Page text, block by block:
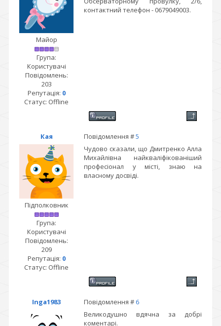
Майор
Група:
Користувачі
Повідомлень:
203
Репутація: 0
Статус: Offline
контактний телефон - 0679049003.
Кая Повідомлення #5
Підполковник
Група:
Користувачі
Повідомлень:
209
Репутація: 0
Статус: Offline
Чудово сказали, що Дмитренко Алла
Михайлівна найкваліфікованіший
професіонал у місті, знаю на
власному досвіді.
Inga1983 Повідомлення # 6
Великодушно вдячна за добрі
коментарі.